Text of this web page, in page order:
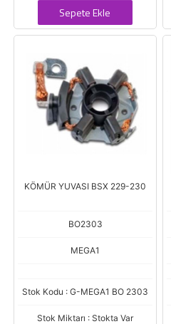
Sepete Ekle
KÖMÜR YUVASI BSX 229-230
BO2303
MEGA1
Stok Kodu : G-MEGA1 BO 2303
Stok Miktarı : Stokta Var